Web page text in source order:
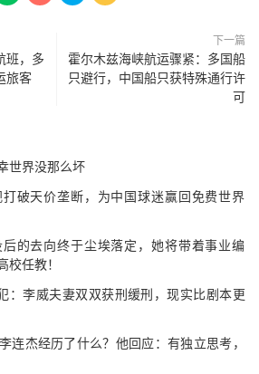
班，多
旅客
下一篇
霍尔木兹海峡航运骤紧：多国船
只避行，中国船只获特殊通行许
可
世界没那么坏
破天价垄断，为中国球迷赢回免费世界
的去向终于尘埃落定，她将带着事业编
校任教！
：李威夫妻双双获刑缓刑，现实比剧本更
连杰经历了什么？他回应：有独立思考，